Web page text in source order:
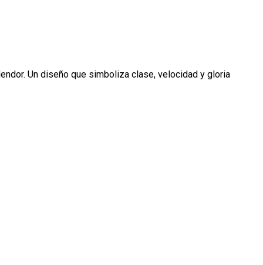
Un diseño que simboliza clase, velocidad y gloria